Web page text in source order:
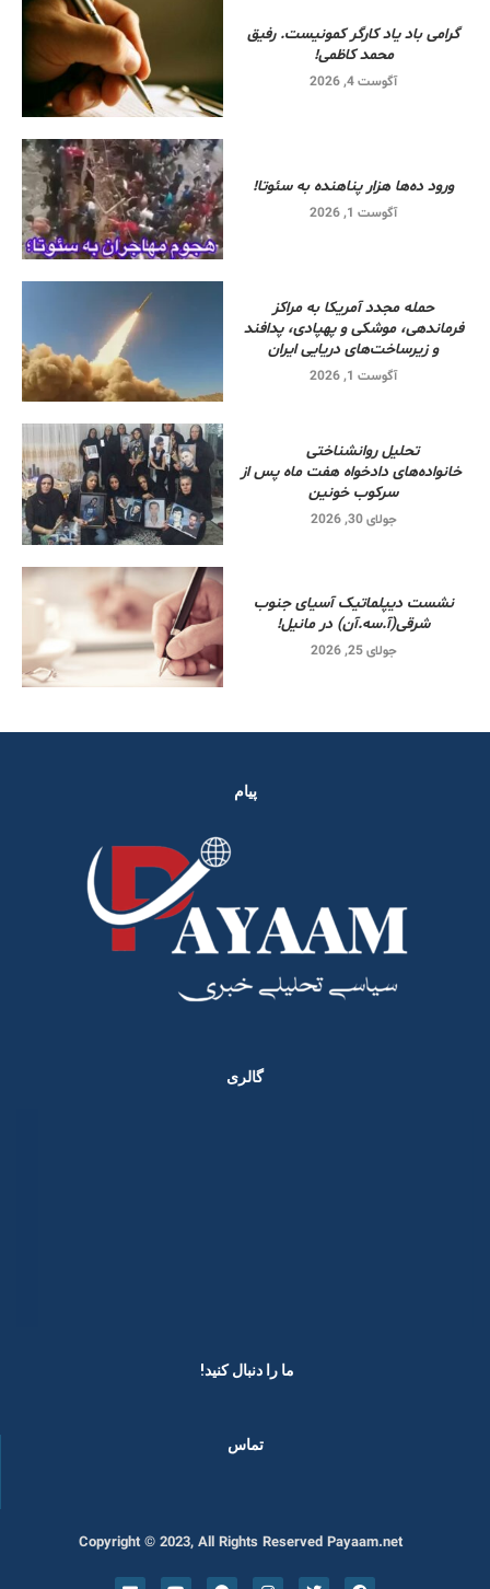
گرامی باد یاد کارگر کمونیست. رفیق
محمد کاظمی!
آگوست 4, 2026
ورود ده‌ها هزار پناهنده به سئوتا!
آگوست 1, 2026
حمله مجدد آمریکا به مراکز
فرماندهی، موشکی و پهپادی، پدافند
و زیرساخت‌های دریایی ایران
آگوست 1, 2026
تحلیل روانشناختی
خانواده‌های دادخواه هفت ماه پس از
سرکوب خونین
جولای 30, 2026
نشست دیپلماتیک آسیای جنوب
شرقی‌(آ.سه.آن) در مانیل!
جولای 25, 2026
پیام
گالری
ما را دنبال کنید! ​
تماس
Copyright © 2023, All Rights Reserved Payaam.net